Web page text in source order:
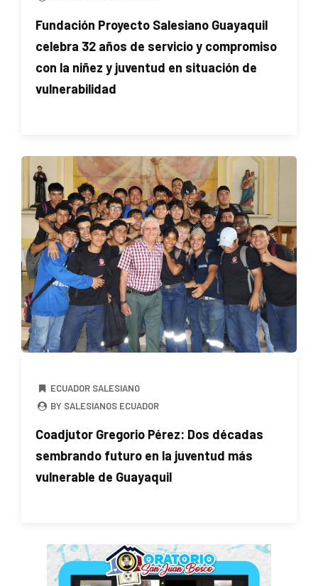
Fundación Proyecto Salesiano Guayaquil
celebra 32 años de servicio y compromiso
con la niñez y juventud en situación de
vulnerabilidad
ECUADOR SALESIANO
BY SALESIANOS ECUADOR
Coadjutor Gregorio Pérez: Dos décadas
sembrando futuro en la juventud más
vulnerable de Guayaquil